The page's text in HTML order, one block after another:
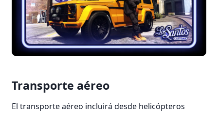
Transporte aéreo
El transporte aéreo incluirá desde helicópteros